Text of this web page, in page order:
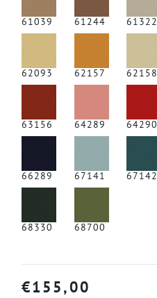
61039 61244 61322
62093 62157 62158
63156 64289 64290
66289 67141 67142
68330 68700
€155,00